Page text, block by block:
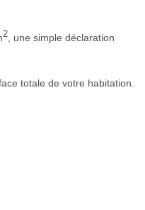
2 , une simple déclaration
totale de votre habitation.